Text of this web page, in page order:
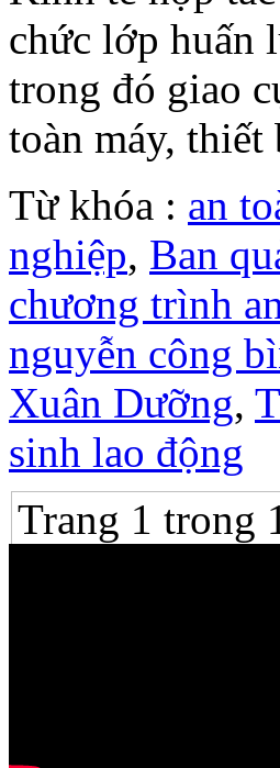
chức lớp huấn
trong đó giao
toàn máy,
Từ khóa : an
nghiệp, Ban
chương trình
nguyễn công
Xuân Dưỡng,
sinh lao động
Trang 1 trong